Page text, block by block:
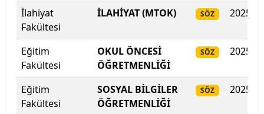
Girne Amerikan Üniversitesi
Girne Üniversitesi
Gümüşhane Üniversitesi
Hacettepe Üniversitesi
İlahiyat
Fakültesi
İLAHİYAT (MTOK) SÖZ 2025
Eğitim
Fakültesi
OKUL ÖNCESİ
ÖĞRETMENLİĞİ
SÖZ 2025
Eğitim
Fakültesi
SOSYAL BİLGİLER
ÖĞRETMENLİĞİ
SÖZ 2025